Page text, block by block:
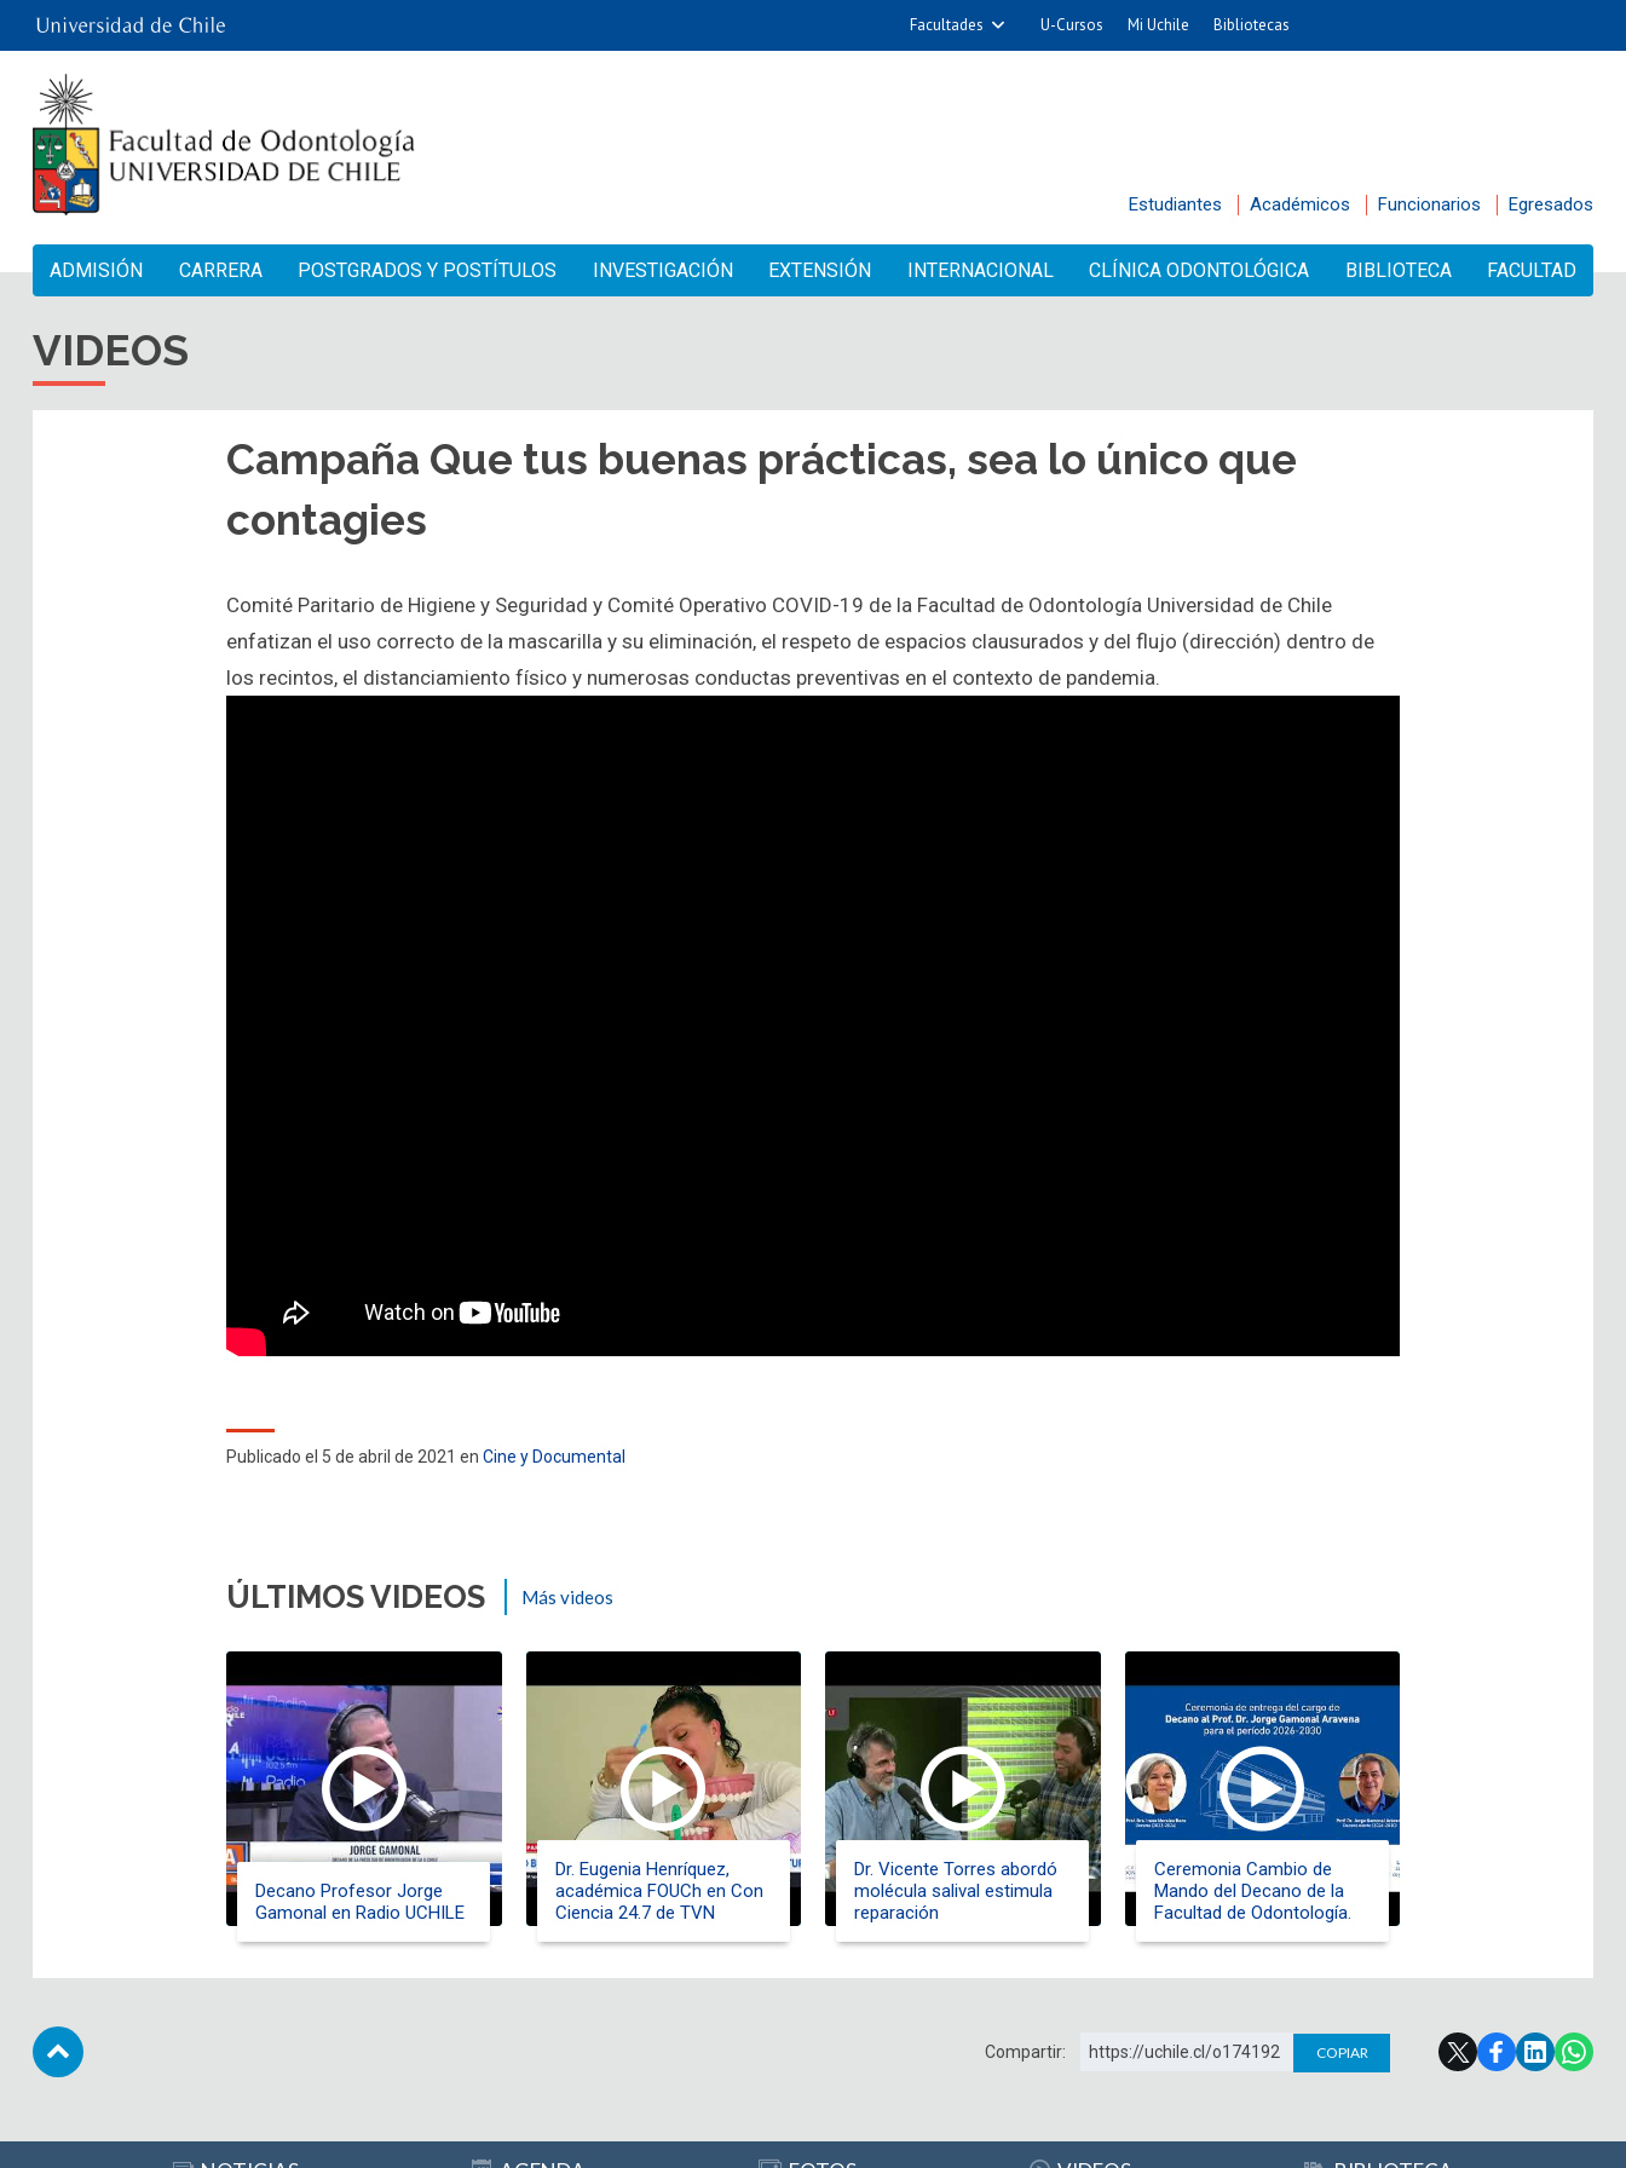
Facultades U-Cursos Mi Uchile Bibliotecas
Estudiantes Académicos Funcionarios Egresados
ADMISIÓN CARRERA POSTGRADOS Y POSTÍTULOS INVESTIGACIÓN EXTENSIÓN INTERNACIONAL CLÍNICA ODONTOLÓGICA BIBLIOTECA FACULTAD
VIDEOS
Campaña Que tus buenas prácticas, sea lo único que
contagies
Comité Paritario de Higiene y Seguridad y Comité Operativo COVID-19 de la Facultad de Odontología Universidad de Chile
enfatizan el uso correcto de la mascarilla y su eliminación, el respeto de espacios clausurados y del flujo (dirección) dentro de
los recintos, el distanciamiento físico y numerosas conductas preventivas en el contexto de pandemia.
Publicado el 5 de abril de 2021 en Cine y Documental
ÚLTIMOS VIDEOS Más videos
Decano Profesor Jorge
Gamonal en Radio UCHILE
Dr. Eugenia Henríquez,
académica FOUCh en Con
Ciencia 24.7 de TVN
Dr. Vicente Torres abordó
molécula salival estimula
reparación
Ceremonia Cambio de
Mando del Decano de la
Facultad de Odontología.
Compartir: https://uchile.cl/o174192 COPIAR